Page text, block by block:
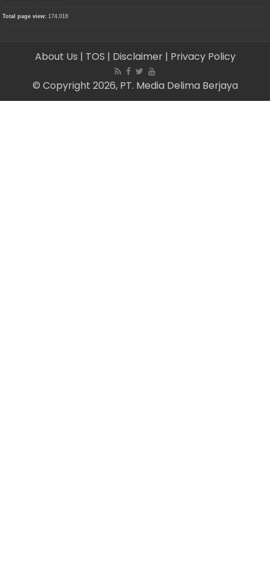
Total page view:174,018
About Us | TOS | Disclaimer | Privacy Policy
© Copyright 2026, PT. Media Delima Berjaya